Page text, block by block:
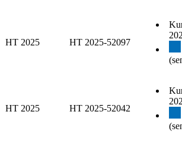
HT 2025 HT 2025-52097
HT 2025 HT 2025-52042